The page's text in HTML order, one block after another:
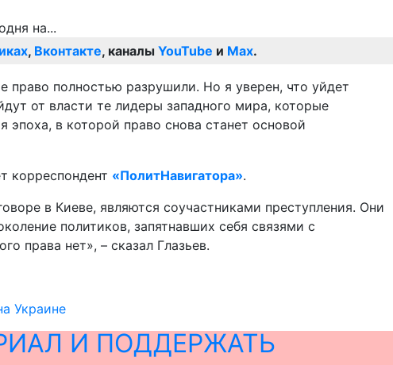
, Вконтакте, каналы YouTube и Max.
полностью разрушили. Но я уверен, что уйдет
от власти те лидеры западного мира, которые
в которой право снова станет основой
корреспондент «ПолитНавигатора».
в Киеве, являются соучастниками преступления. Они
политиков, запятнавших себя связями с
права нет», – сказал Глазьев.
Украине
И ПОДДЕРЖАТЬ